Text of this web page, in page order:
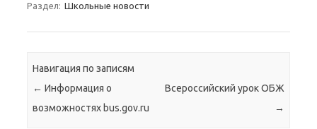
Раздел: Школьные новости
Навигация по записям
← Информация о
возможностях bus.gov.ru
Всероссийский урок ОБЖ
→